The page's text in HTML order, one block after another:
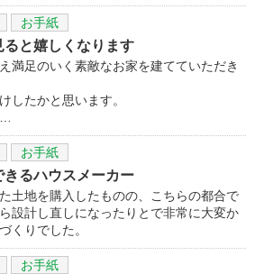
お手紙
と嬉しくなります
満足のいく素敵なお家を建てていただき
したかと思います。
お手紙
るハウスメーカー
土地を購入したものの、こちらの都合で
設計し直しになったりとで非常に大変か
くりでした。
お手紙